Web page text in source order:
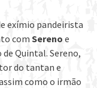
exímio pandeirista
com Sereno e
Quintal. Sereno,
do tantan e
como o irmão